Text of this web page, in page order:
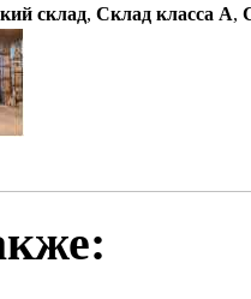
склад, Склад класса A,